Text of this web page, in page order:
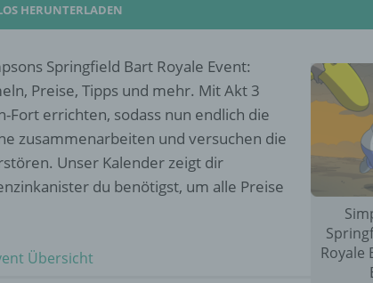
HERUNTERLADEN
Royale
Springfield Bart Royale Event:
Preise, Tipps und mehr. Mit Akt 3
Fort errichten, sodass nun endlich die
zusammenarbeiten und versuchen die
Unser Kalender zeigt dir
du benötigst, um alle Preise
Übersicht